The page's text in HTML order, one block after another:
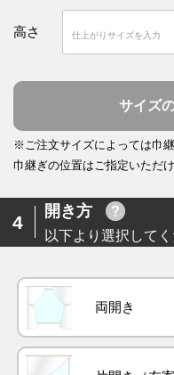
高さ
サイズ
※ご注文サイズによっては巾継
巾継ぎの位置はご指定いただけ
4
開き方
以下より選択して
両開き